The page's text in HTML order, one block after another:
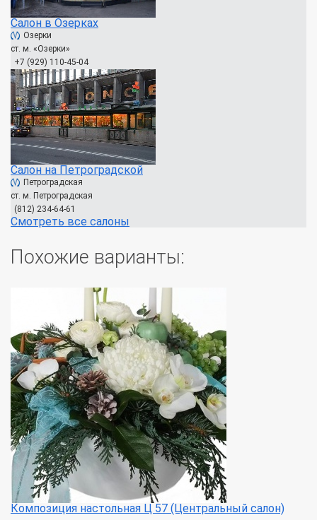
Салон в Озерках
Озерки
ст. м. «Озерки»
+7 (929) 110-45-04
Салон на Петроградской
Петроградская
ст. м. Петроградская
(812) 234-64-61
Смотреть все салоны
Похожие варианты:
Композиция настольная Ц 57 (Центральный салон)